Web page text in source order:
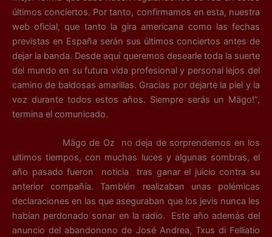
últimos conciertos. Por tanto, confirmamos en esta, nuestra
web oficial, que tanto la gira americana como las fechas
previstas en España serán sus últimos conciertos antes de
dejar la banda. Desde aquí queremos desearle toda la suerte
del mundo en su futura vida profesional y personal lejos del
camino de baldosas amarillas. Gracias por dejarte la piel y la
voz durante todos estos años. Siempre serás un Mägo!”,
termina el comunicado.
Mägo de Oz no deja de sorprendernos en los
ultimos tiempos, con muchas luces y algunas sombras, el
año pasado fueron noticia tras ganar el juicio contra su
anterior compañía. También realizaban unas polémicas
declaraciones en las que aseguraban que los jevis nunca les
habían perdonado sonar en la radio. Este año además del
anuncio del abandonono de José Andrea, Txus di Felliatio